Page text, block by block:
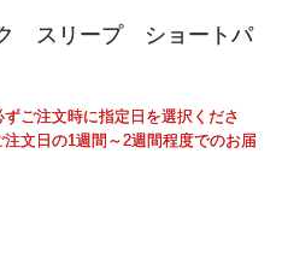
ク スリープ ショートパ
ご注文時に指定日を選択くださ
文日の1週間～2週間程度でのお届